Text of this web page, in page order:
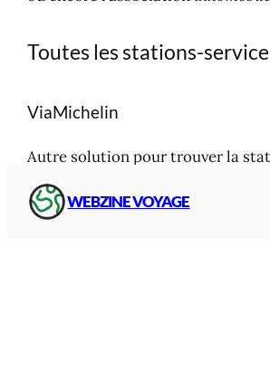
WEBZINE VOYAGE
proche pour votre véhicule,
A partir d’unecarte, vous pouvez
commune, code postal ou par zoom